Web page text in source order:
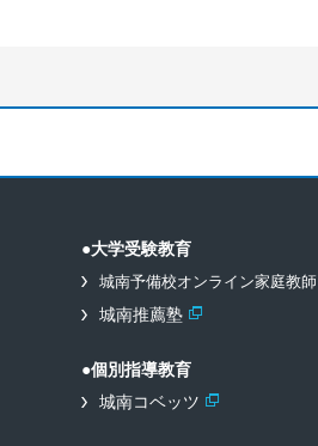
●大学受験教育
城南予備校オンライン家庭教師
城南推薦塾
●個別指導教育
城南コベッツ